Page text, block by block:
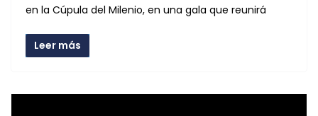
en la Cúpula del Milenio, en una gala que reunirá
Leer más